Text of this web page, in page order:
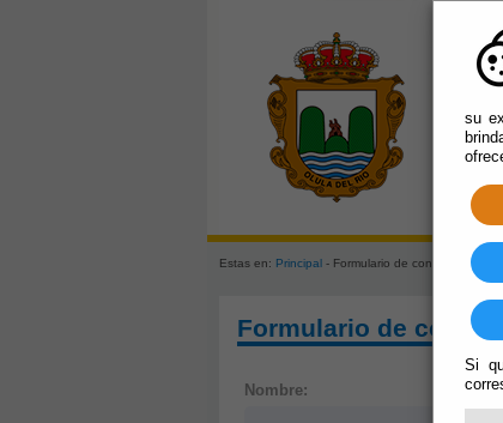
su
Si
Estas en: Principal- Formulario de contacto
Formulario de
Nombre: